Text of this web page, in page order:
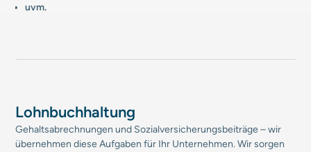
uvm.
Lohnbuchhaltung
Gehaltsabrechnungen und Sozialversicherungsbeiträge – wir
übernehmen diese Aufgaben für Ihr Unternehmen. Wir sorgen